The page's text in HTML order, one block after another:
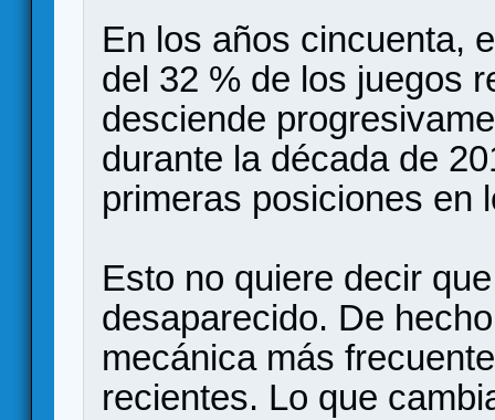
En los años cincuenta,
del 32 % de los juegos
desciende
durante la década de
primeras posiciones en
Esto no quiere decir
desaparecido. De
mecánica más
recientes. Lo que